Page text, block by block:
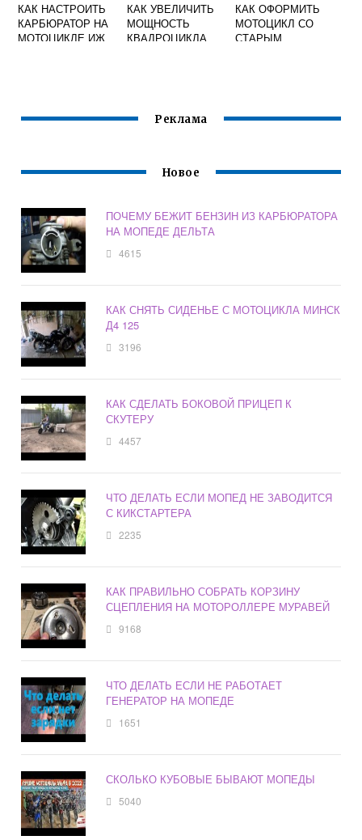
КАК НАСТРОИТЬ
КАРБЮРАТОР НА
МОТОЦИКЛЕ ИЖ
КАК УВЕЛИЧИТЬ
МОЩНОСТЬ
КВАДРОЦИКЛА
КАК ОФОРМИТЬ
МОТОЦИКЛ СО
СТАРЫМ
Реклама
Новое
ПОЧЕМУ БЕЖИТ БЕНЗИН ИЗ КАРБЮРАТОРА
НА МОПЕДЕ ДЕЛЬТА
4615
КАК СНЯТЬ СИДЕНЬЕ С МОТОЦИКЛА МИНСК
Д4 125
3196
КАК СДЕЛАТЬ БОКОВОЙ ПРИЦЕП К
СКУТЕРУ
4457
ЧТО ДЕЛАТЬ ЕСЛИ МОПЕД НЕ ЗАВОДИТСЯ
С КИКСТАРТЕРА
2235
КАК ПРАВИЛЬНО СОБРАТЬ КОРЗИНУ
СЦЕПЛЕНИЯ НА МОТОРОЛЛЕРЕ МУРАВЕЙ
9168
ЧТО ДЕЛАТЬ ЕСЛИ НЕ РАБОТАЕТ
ГЕНЕРАТОР НА МОПЕДЕ
1651
СКОЛЬКО КУБОВЫЕ БЫВАЮТ МОПЕДЫ
5040